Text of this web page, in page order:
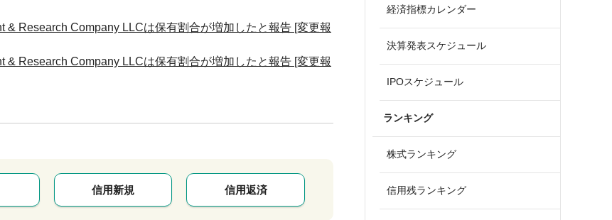
& Research Company LLCは保有割合が増加したと報告 [変更報
& Research Company LLCは保有割合が増加したと報告 [変更報
信用新規 信用返済
経済指標カレンダー
決算発表スケジュール
IPOスケジュール
ランキング
株式ランキング
信用残ランキング